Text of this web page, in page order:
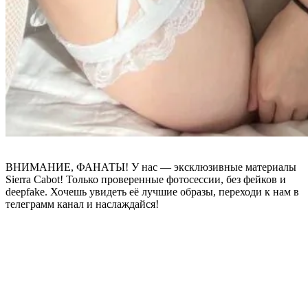
ВНИМАНИЕ, ФАНАТЫ! У нас — эксклюзивные материалы
Sierra Cabot! Только проверенные фотосессии, без фейков и
deepfake. Хочешь увидеть её лучшие образы, переходи к нам в
телеграмм канал и наслаждайся!